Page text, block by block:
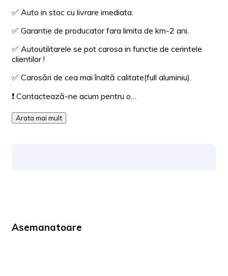
✅ Auto in stoc cu livrare imediata.
✅ Garantie de producator fara limita de km-2 ani.
✅ Autoutilitarele se pot carosa in functie de cerintele
clientilor !
✅ Carosări de cea mai înaltă calitate(full aluminiu).
❗ Contactează-ne acum pentru o…
Arata mai mult
Asemanatoare